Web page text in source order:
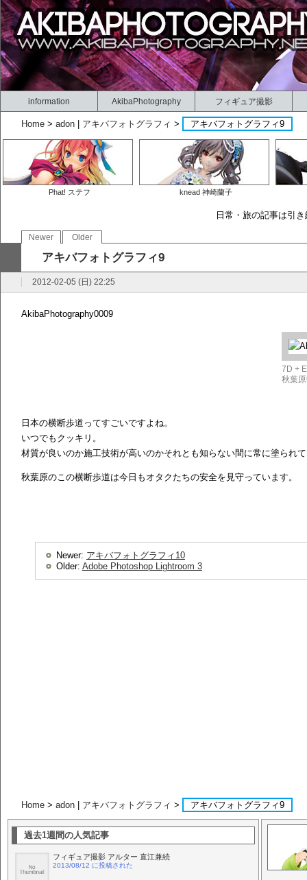
information AkibaPhotography フィギュア撮影
Home > adon アキバフォトグラフィ > アキバフォトグラフィ9
Phat! ステフ knead 神崎蘭子
日常・旅の記事は引
Newer Older
アキバフォトグラフィ9
2012-02-05 (日) 22:25
AkibaPhotography0009
7D +
秋葉
日本の横断歩道ってすごいですよね。
いつでもクッキリ。
材質が良いのか施工技術が高いのかそれとも知らない間に常に塗られ
秋葉原のこの横断歩道は今日もオタクたちの安全を見守っています。
Newer: アキバフォトグラフィ10
Older: Adobe Photoshop Lightroom 3
Home > adon アキバフォトグラフィ > アキバフォトグラフィ9
過去1週間の人気記事
フィギュア撮影 アルター 直江兼続
2013/08/12 に投稿された